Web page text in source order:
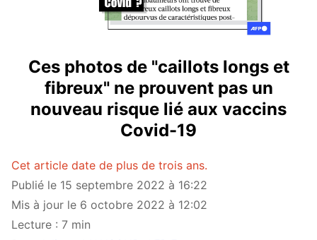
Ces photos de "caillots longs et
fibreux" ne prouvent pas un
nouveau risque lié aux vaccins
Covid-19
Cet article date de plus de trois ans.
Publié le 15 septembre 2022 à 16:22
Mis à jour le 6 octobre 2022 à 12:02
Lecture : 7 min